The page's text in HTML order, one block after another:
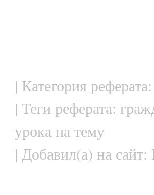
| Категория
| Теги реферата:
урока на тему
| Добавил(а) на